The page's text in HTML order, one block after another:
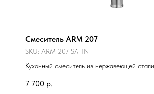
Смеситель ARM 207
SKU: ARM 207 SATIN
Кухонный смеситель из нержавеющей стали
7 700 р.